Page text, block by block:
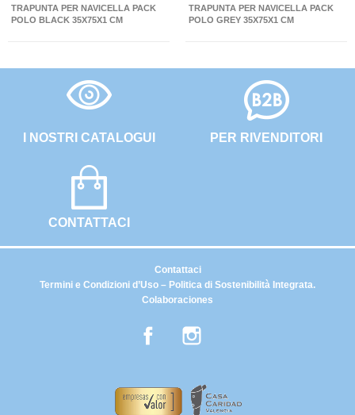
TRAPUNTA PER NAVICELLA PACK
POLO BLACK 35X75X1 CM
TRAPUNTA PER NAVICELLA PACK
POLO GREY 35X75X1 CM
I NOSTRI CATALOGUI
CONTATTACI
PER RIVENDITORI
Termini e Condizioni d’Uso – Politica di Sostenibilità Integrata.
Colaboraciones
Contattaci
Facebook